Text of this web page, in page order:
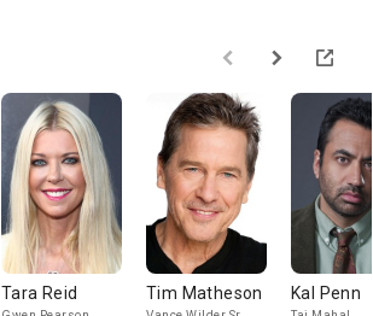
Tara Reid Tim Matheson Kal Penn